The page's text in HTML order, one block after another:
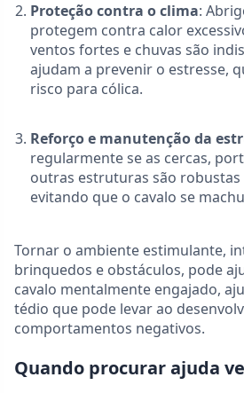
Proteção contra o clima:
protegem contra calor
ventos fortes e chuvas são
ajudam a prevenir o estresse,
risco para cólica.
Reforço e manutenção da
regularmente se as cercas,
outras estruturas são robustas
evitando que o cavalo se
Tornar o ambiente estimulante,
brinquedos e obstáculos, pode
cavalo mentalmente engajado,
tédio que pode levar ao
comportamentos negativos.
Quando procurar ajuda